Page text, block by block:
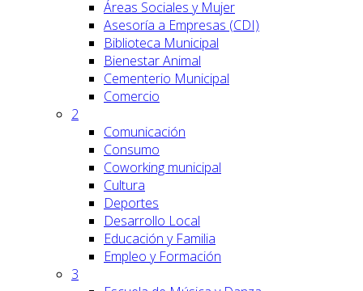
Áreas Sociales y Mujer
Asesoría a Empresas (CDI)
Biblioteca Municipal
Bienestar Animal
Cementerio Municipal
Comercio
2
Comunicación
Consumo
Coworking municipal
Cultura
Deportes
Desarrollo Local
Educación y Familia
Empleo y Formación
3